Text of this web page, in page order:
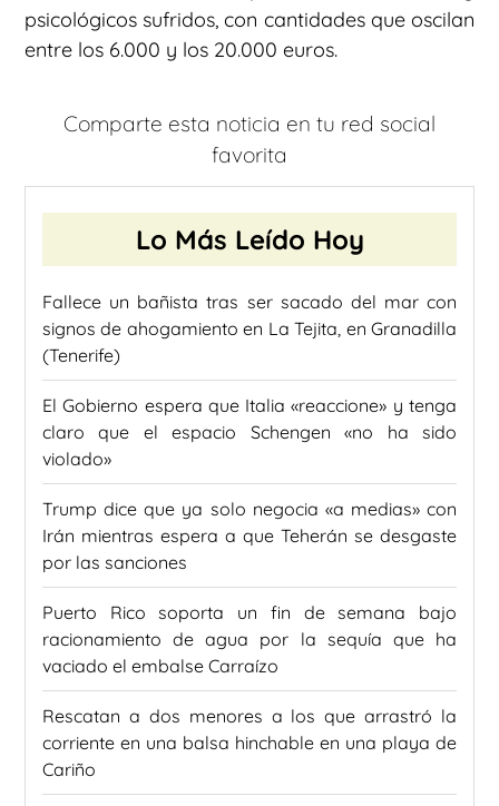
psicológicos sufridos, con cantidades que oscilan
entre los 6.000 y los 20.000 euros.
Comparte esta noticia en tu red social
favorita
Lo Más Leído Hoy
Fallece un bañista tras ser sacado del mar con
signos de ahogamiento en La Tejita, en Granadilla
(Tenerife)
El Gobierno espera que Italia «reaccione» y tenga
claro que el espacio Schengen «no ha sido
violado»
Trump dice que ya solo negocia «a medias» con
Irán mientras espera a que Teherán se desgaste
por las sanciones
Puerto Rico soporta un fin de semana bajo
racionamiento de agua por la sequía que ha
vaciado el embalse Carraízo
Rescatan a dos menores a los que arrastró la
corriente en una balsa hinchable en una playa de
Cariño